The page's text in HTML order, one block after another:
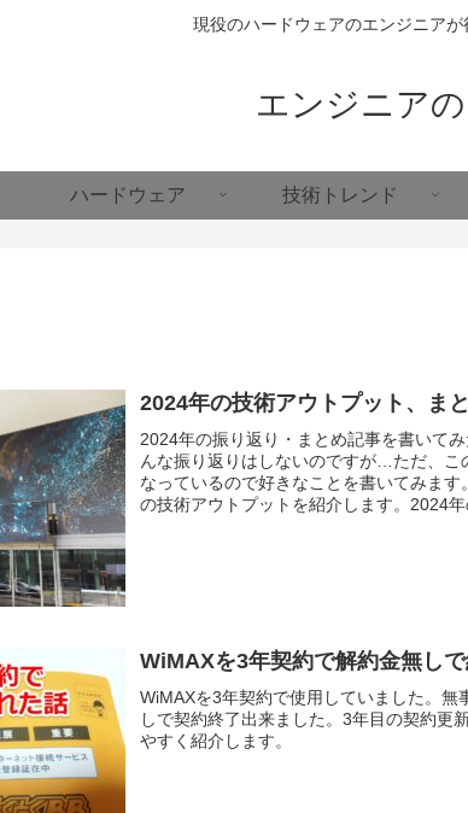
現役のハードウェアのエンジニア
エンジニア
ハードウェア 技術トレンド
2024年の技術アウトプット、ま
2024年の振り返り・まとめ記事を書いて
んな振り返りはしないのですが…ただ、こ
なっているので好きなことを書いてみます
の技術アウトプットを紹介します。2024年
WiMAXを3年契約で解約金無し
WiMAXを3年契約で使用していました。無
しで契約終了出来ました。3年目の契約更
やすく紹介します。